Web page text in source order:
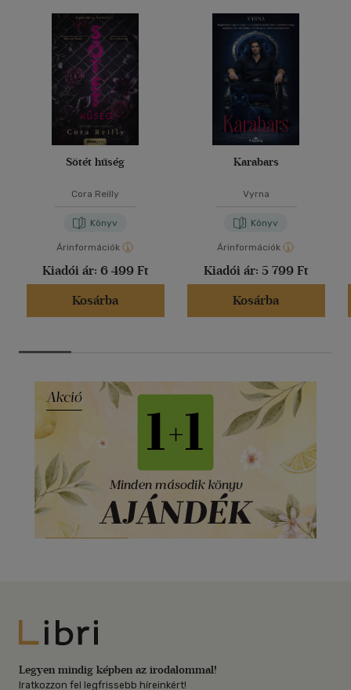
Sötét hűség
Cora Reilly
Könyv
Árinformációk
Kiadói ár: 6 499 Ft
Kosárba
Karabars
Vyrna
Könyv
Árinformációk
Kiadói ár: 5 799 Ft
Kosárba
Libri
Legyen mindig képben az irodalommal!
Iratkozzon fel legfrissebb híreinkért!